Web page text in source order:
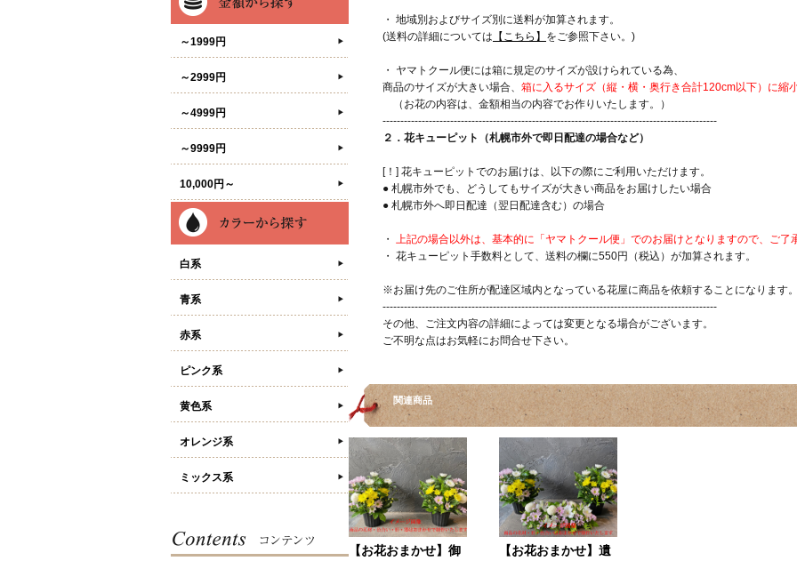
・ 地域別およびサイズ別に送料が加算されます。
(送料の詳細については 【こちら】 をご参照下さい。)
・ ヤマトクール便には箱に規定のサイズが設けられている為、
商品のサイズが大きい場合、 箱に入るサイズ（縦・横・奥行き合計120cm以下）に縮
（お花の内容は、金額相当の内容でお作りいたします。）
----------------------------------------------------------------------------------------------
２．花キューピット（札幌市外で即日配達の場合など）
[！] 花キューピットでのお届けは、以下の際にご利用いただけます。
● 札幌市外でも、どうしてもサイズが大きい商品をお届けしたい場合
● 札幌市外へ即日配達（翌日配達含む）の場合
・ 上記の場合以外は、基本的に「ヤマトクール便」でのお届けとなりますので、ご了
・ 花キューピット手数料として、送料の欄に550円（税込）が加算されます。
※お届け先のご住所が配達区域内となっている花屋に商品を依頼することになります
----------------------------------------------------------------------------------------------
その他、ご注文内容の詳細によっては変更となる場合がございます。
ご不明な点はお気軽にお問合せ下さい。
関連商品
【お花おまかせ】御
【お花おまかせ】遺
～1999円
～2999円
～4999円
～9999円
10,000円～
白系
青系
赤系
ピンク系
黄色系
オレンジ系
ミックス系